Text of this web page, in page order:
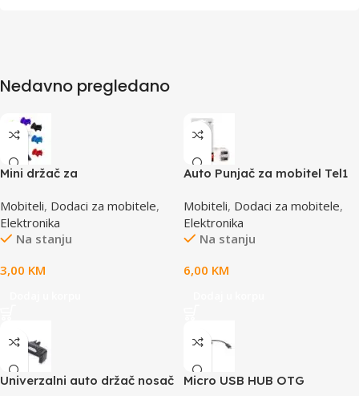
Nedavno pregledano
Mini držač za
ESPERANZA HIPPO, vakum,
random color, 2 komada,
EMS111
Mobiteli, Dodaci za mobitele,
Elektronika
Na stanju
3,00 KM
Auto Punjač za mobitel Tel1
cable
Mobiteli, Dodaci za mobitele,
Elektronika
Na stanju
6,00 KM
Univerzalni auto držač nosač
Micro USB HUB OTG